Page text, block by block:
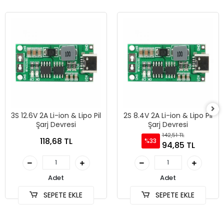
3S 12.6V 2A Li-ion & Lipo Pil
Şarj Devresi
118,68 TL
Adet
SEPETE EKLE
2S 8.4V 2A Li-ion & Lipo Pil
Şarj Devresi
%33
142,51 TL
94,85 TL
Adet
SEPETE EKLE